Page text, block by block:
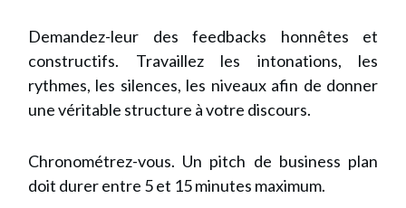
Demandez-leur des feedbacks honnêtes et
constructifs. Travaillez les intonations, les
rythmes, les silences, les niveaux afin de donner
une véritable structure à votre discours.
Chronométrez-vous. Un pitch de business plan
doit durer entre 5 et 15 minutes maximum.